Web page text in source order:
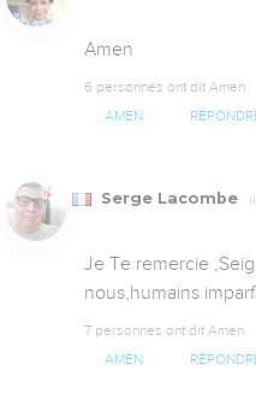
Amen
6 personnes ont dit Amen
AMEN
Serge Lacombe
Je Te remercie
nous,humains
7 personnes ont dit Amen
AMEN